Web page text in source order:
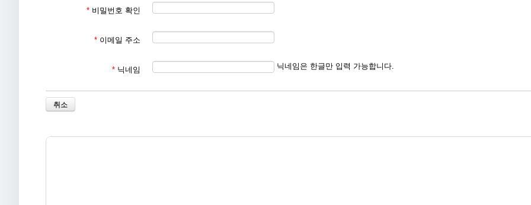
가. 서비스 제공에 관한 계약 이행, 컨텐츠 제공, 물품배송, 본인인증
회원제 서비스 이용 및 제한적 본인 확인제에 따른 본인확인, 개인식별, 불량회원의 부정 이용방지와 비인가 사용방지, 가입의사 확인, 가입
수 제한, 분쟁 조정을 위한 기록보존, 불만처리 등 민원처리, 고지사항 전달
다. 신규 서비스 개발 및 마케팅•광고에의 활용
신규 서비스 개발 및 맞춤 서비스 제공, 인구 통계학적 특성에 따른 서비스 제공 및 광고 게재, 접속빈도 파악, 회원의 서비스이용에 대한 통
3. 개인정보의 보유 및 이용기간
* 비밀번호 확인
* 이메일 주소
* 닉네임 닉네임은 한글만 입력 가능합니다.
취소